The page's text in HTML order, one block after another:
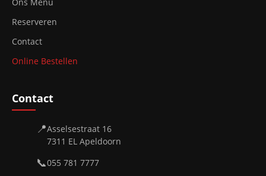
Reserveren
Contact
Online Bestellen
Contact
📍Asselsestraat 16
7311 EL Apeldoorn
📞055 781 7777